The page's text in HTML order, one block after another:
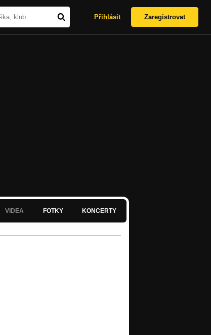
Přihlásit Zaregistrovat
VIDEA FOTKY KONCERTY